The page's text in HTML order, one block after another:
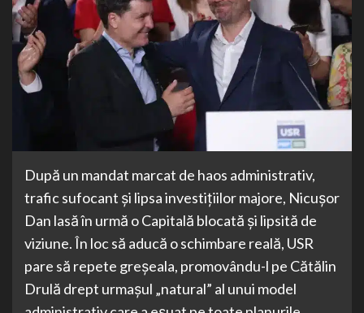
După un mandat marcat de haos administrativ,
trafic sufocant și lipsa investițiilor majore, Nicușor
Dan lasă în urmă o Capitală blocată și lipsită de
viziune. În loc să aducă o schimbare reală, USR
pare să repete greșeala, promovându-l pe Cătălin
Drulă drept urmașul „natural” al unui model